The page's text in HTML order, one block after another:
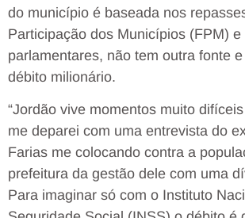
do município é baseada nos
Participação dos Municípios (FPM)
parlamentares, não tem outra fonte
débito milionário.
“Jordão vive momentos muito
me deparei com uma entrevista do
Farias me colocando contra a
prefeitura da gestão dele com uma
Para imaginar só com o Instituto